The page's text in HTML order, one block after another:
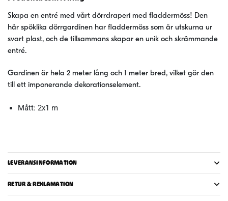
Skapa en entré med vårt dörrdraperi med fladdermöss! Den
här spöklika dörrgardinen har fladdermöss som är utskurna ur
svart plast, och de tillsammans skapar en unik och skrämmande
entré.
Gardinen är hela 2 meter lång och 1 meter bred, vilket gör den
till ett imponerande dekorationselement.
Mått: 2x1 m
LEVERANSINFORMATION
RETUR & REKLAMATION